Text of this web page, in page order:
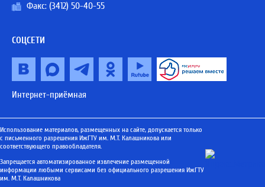
Факс: (3412) 50-40-55
СОЦСЕТИ
Интернет-приёмная
Использование материалов, размещенных на сайте, допускается только
с письменного разрешения ИжГТУ им. М.Т. Калашникова или
соответствующего правообладателя.
Запрещается автоматизированное извлечение размещенной
информации любыми сервисами без официального разрешения ИжГТУ
им. М.Т. Калашникова